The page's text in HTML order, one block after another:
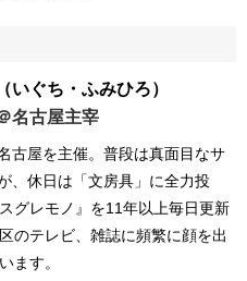
（いぐち・ふみひろ）
名古屋主宰
古屋を主催。普段は真面目なサ
、休日は「文房具」に全力投
グレモノ』を11年以上毎日更新
のテレビ、雑誌に頻繁に顔を出
ます。